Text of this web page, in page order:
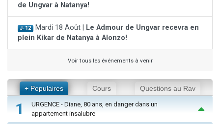
de Ungvar à Natanya!
J-12 Mardi 18 Août | Le Admour de Ungvar recevra en
plein Kikar de Natanya à Alonzo!
Voir tous les événements à venir
+ Populaires Cours Questions au Rav
1
URGENCE - Diane, 80 ans, en danger dans un
appartement insalubre